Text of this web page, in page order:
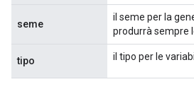
seme
il seme per la
produrrà sempre
tipo il tipo per le